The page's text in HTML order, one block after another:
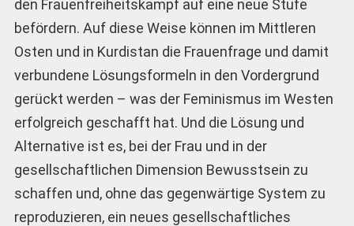
den Frauenfreiheitskampf auf eine neue Stufe
befördern. Auf diese Weise können im Mittleren
Osten und in Kurdistan die Frauenfrage und damit
verbundene Lösungsformeln in den Vordergrund
gerückt werden – was der Feminismus im Westen
erfolgreich geschafft hat. Und die Lösung und
Alternative ist es, bei der Frau und in der
gesellschaftlichen Dimension Bewusstsein zu
schaffen und, ohne das gegenwärtige System zu
reproduzieren, ein neues gesellschaftliches